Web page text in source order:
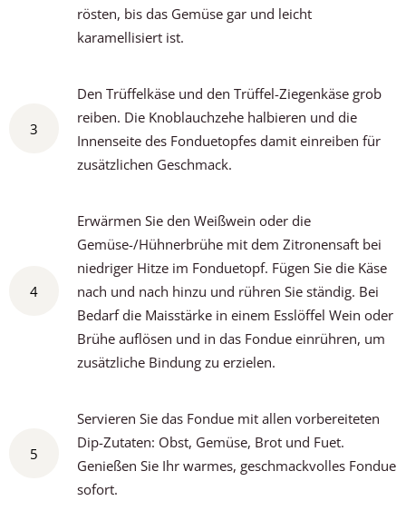
rösten, bis das Gemüse gar und leicht
karamellisiert ist.
3
Den Trüffelkäse und den Trüffel-Ziegenkäse grob
reiben. Die Knoblauchzehe halbieren und die
Innenseite des Fonduetopfes damit einreiben für
zusätzlichen Geschmack.
4
Erwärmen Sie den Weißwein oder die
Gemüse-/Hühnerbrühe mit dem Zitronensaft bei
niedriger Hitze im Fonduetopf. Fügen Sie die Käse
nach und nach hinzu und rühren Sie ständig. Bei
Bedarf die Maisstärke in einem Esslöffel Wein oder
Brühe auflösen und in das Fondue einrühren, um
zusätzliche Bindung zu erzielen.
5
Servieren Sie das Fondue mit allen vorbereiteten
Dip-Zutaten: Obst, Gemüse, Brot und Fuet.
Genießen Sie Ihr warmes, geschmackvolles Fondue
sofort.